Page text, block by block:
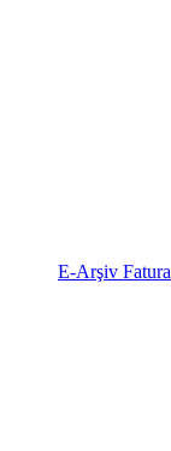
E-Arşiv Fatura